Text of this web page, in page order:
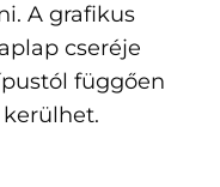
A grafikus
cseréje
függően